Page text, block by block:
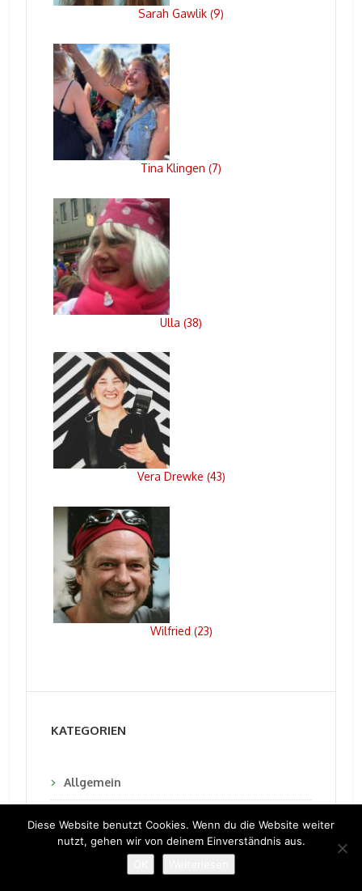
Sarah Gawlik (9)
Tina Klingen (7)
Ulla (38)
Vera Drewke (43)
Wilfried (23)
KATEGORIEN
Allgemein
Karneval 2020
Diese Website benutzt Cookies. Wenn du die Website weiter
nutzt, gehen wir von deinem Einverständnis aus.